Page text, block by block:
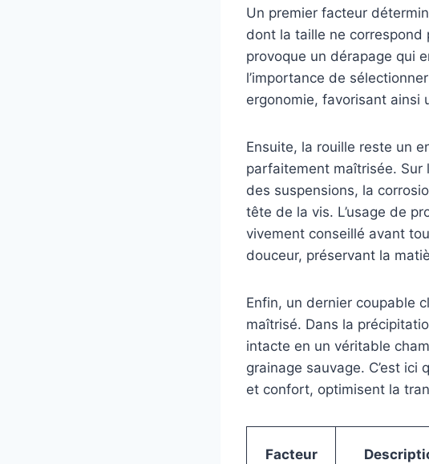
Un premier facteur
dont la taille ne correspond
provoque un dérapage qui
l’importance de
ergonomie, favorisant ainsi
Ensuite, la rouille reste un
parfaitement maîtrisée.
des suspensions, la
tête de la vis. L’usage de
vivement conseillé avant
douceur, préservant la
Enfin, un dernier coupable
maîtrisé. Dans la
intacte en un véritable
grainage sauvage. C’est
et confort, optimisent la
Facteur